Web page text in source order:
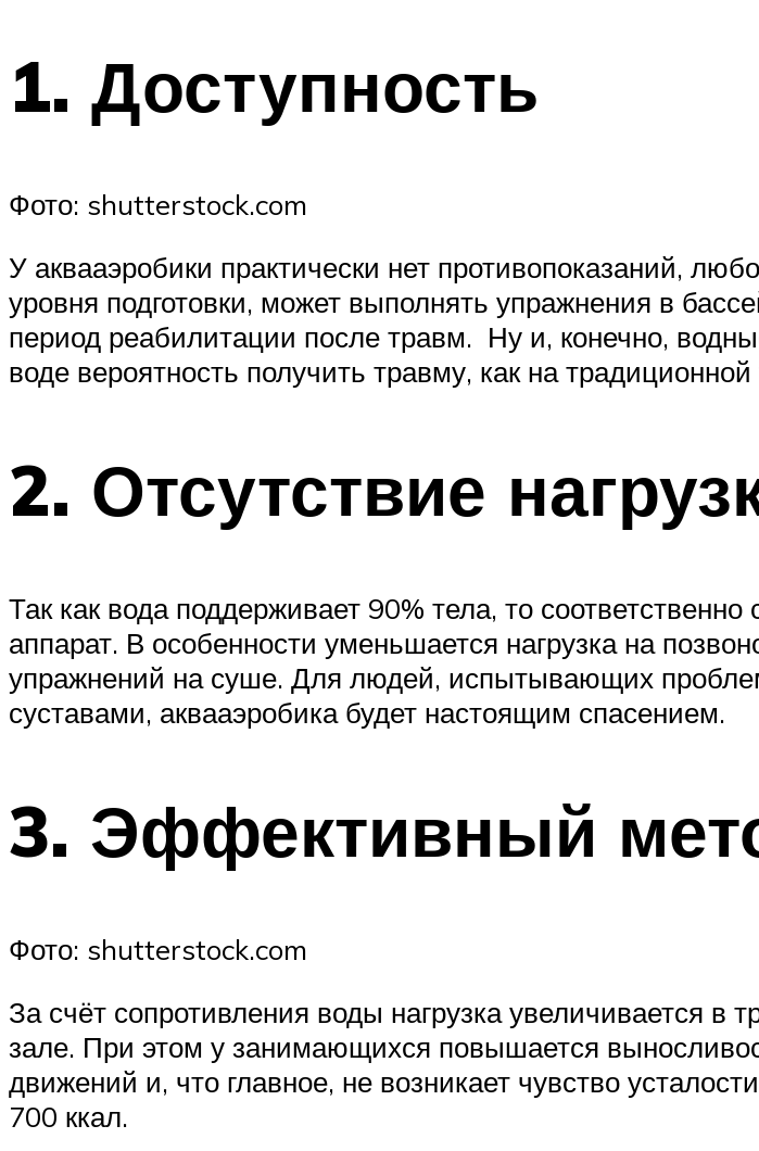
1. Доступность
Фото: shutterstock.com
У аквааэробики практически нет противопоказаний,
уровня подготовки, может выполнять упражнения в
период реабилитации после травм. Ну и, конечно,
воде вероятность получить травму, как на традиционной
2. Отсутствие
Так как вода поддерживает 90% тела, то
аппарат. В особенности уменьшается нагрузка на
упражнений на суше. Для людей, испытывающих
суставами, аквааэробика будет настоящим спасением.
3. Эффективный
Фото: shutterstock.com
За счёт сопротивления воды нагрузка увеличивается
зале. При этом у занимающихся повышается
движений и, что главное, не возникает чувство
700 ккал.